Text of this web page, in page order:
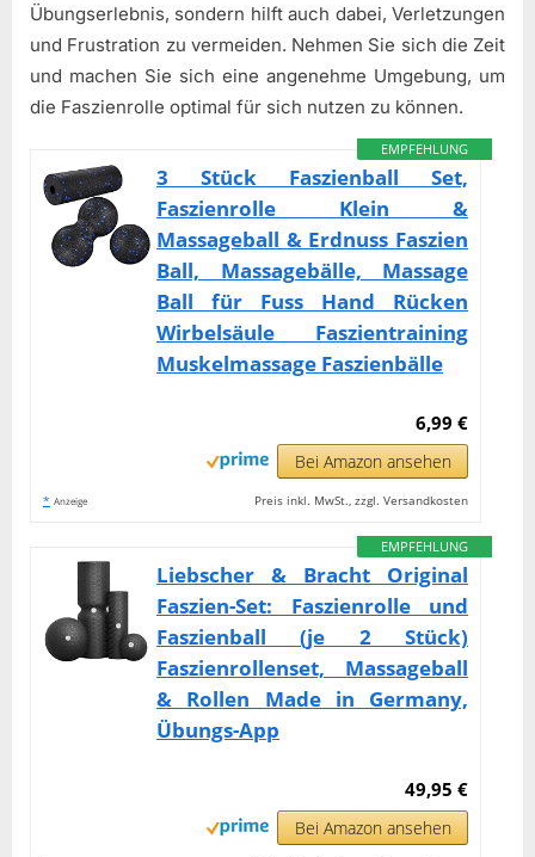
Übungserlebnis, sondern hilft auch dabei, Verletzungen
und Frustration zu vermeiden. Nehmen Sie sich die Zeit
und machen Sie sich eine angenehme Umgebung, um
die Faszienrolle optimal für sich nutzen zu können.
EMPFEHLUNG
3 Stück Faszienball Set,
Faszienrolle Klein &
Massageball & Erdnuss Faszien
Ball, Massagebälle, Massage
Ball für Fuss Hand Rücken
Wirbelsäule Faszientraining
Muskelmassage Faszienbälle
6,99 €
Bei Amazon ansehen
* Anzeige Preis inkl. MwSt., zzgl. Versandkosten
EMPFEHLUNG
Liebscher & Bracht Original
Faszien-Set: Faszienrolle und
Faszienball (je 2 Stück)
Faszienrollenset, Massageball
& Rollen Made in Germany,
Übungs-App
49,95 €
Bei Amazon ansehen